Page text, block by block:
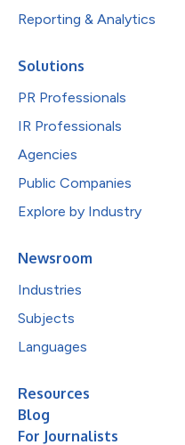
Reporting & Analytics
Solutions
PR Professionals
IR Professionals
Agencies
Public Companies
Explore by Industry
Newsroom
Industries
Subjects
Languages
Resources
Blog
For Journalists